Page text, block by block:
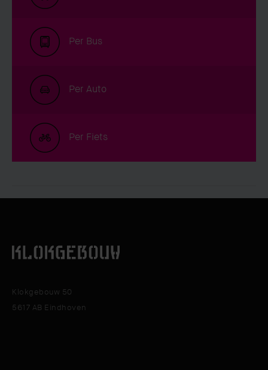
Per Bus
Per Auto
Per Fiets
Klokgebouw 50
5617 AB Eindhoven